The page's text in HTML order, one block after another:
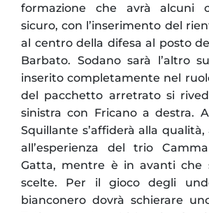
formazione che avrà alcuni
sicuro, con l’inserimento del
al centro della difesa al posto
Barbato. Sodano sarà l’altro
inserito completamente nel
del pacchetto arretrato si
sinistra con Fricano a destra.
Squillante s’affiderà alla
all’esperienza del trio
Gatta, mentre è in avanti che
scelte. Per il gioco degli
bianconero dovrà schierare